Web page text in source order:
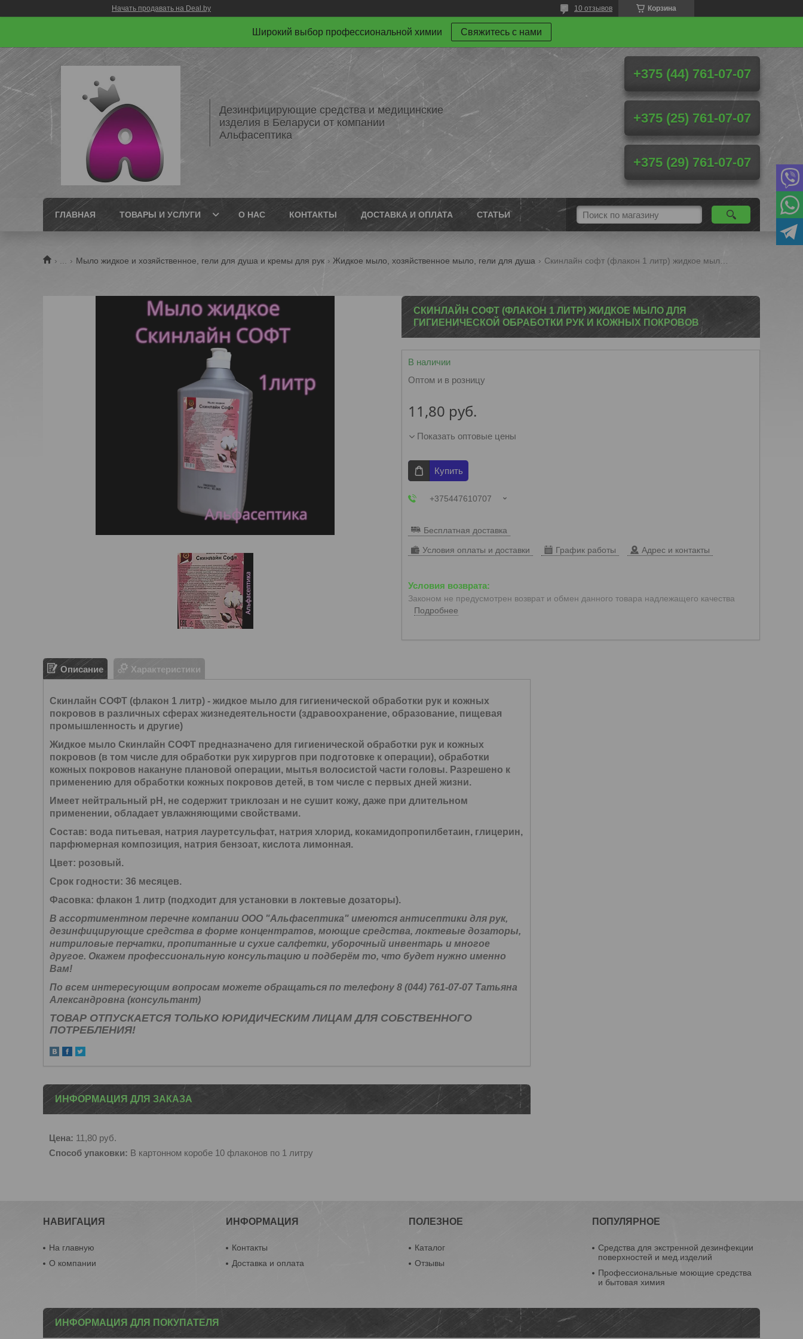
Начать продавать на Deal.by Корзина
10 отзывов
Широкий выбор профессиональной химии Свяжитесь с нами
Дезинфицирующие средства и медицинские
изделия в Беларуси от компании
Альфасептика
+375 (44) 761-07-07
+375 (25) 761-07-07
+375 (29) 761-07-07
ГЛАВНАЯ ТОВАРЫ И УСЛУГИ О НАС КОНТАКТЫ ДОСТАВКА И ОПЛАТА СТАТЬИ
Мыло жидкое и хозяйственное, гели для душа и кремы для рук Жидкое мыло, хозяйственное мыло, гели для душа
СКИНЛАЙН СОФТ (ФЛАКОН 1 ЛИТР) ЖИДКОЕ МЫЛО ДЛЯ
ГИГИЕНИЧЕСКОЙ ОБРАБОТКИ РУК И КОЖНЫХ ПОКРОВОВ
В наличии
Оптом и в розницу
11,80 руб.
Показать оптовые цены
Купить
+375447610707
Бесплатная доставка
Условия оплаты и доставки График работы Адрес и контакты
Законом не предусмотрен возврат и обмен данного товара надлежащего качества
Подробнее
Описание Характеристики
Скинлайн СОФТ (флакон 1 литр) - жидкое мыло для гигиенической обработки рук и кожных
покровов в различных сферах жизнедеятельности (здравоохранение, образование, пищевая
промышленность и другие)
Жидкое мыло Скинлайн СОФТ предназначено для гигиенической обработки рук и кожных
покровов (в том числе для обработки рук хирургов при подготовке к операции), обработки
кожных покровов накануне плановой операции, мытья волосистой части головы. Разрешено к
применению для обработки кожных покровов детей, в том числе с первых дней жизни.
Имеет нейтральный рН , не содержит триклозан и не сушит кожу, даже при длительном
применении, обладает увлажняющими свойствами.
Состав: вода питьевая, натрия лауретсульфат, натрия хлорид, кокамидопропилбетаин, глицерин,
парфюмерная композиция, натрия бензоат, кислота лимонная.
Цвет: розовый.
Срок годности: 36 месяцев.
Фасовка: флакон 1 литр (подходит для установки в локтевые дозаторы).
В ассортиментном перечне компании ООО "Альфасептика" имеются антисептики для рук,
дезинфицирующие средства в форме концентратов, моющие средства, локтевые дозаторы,
нитриловые перчатки, пропитанные и сухие салфетки, уборочный инвентарь и многое
другое. Окажем профессиональную консультацию и подберём то, что будет нужно именно
Вам!
По всем интересующим вопросам можете обращаться по телефону 8 (044) 761-07-07 Татьяна
Александровна (консультант)
ТОВАР ОТПУСКАЕТСЯ ТОЛЬКО ЮРИДИЧЕСКИМ ЛИЦАМ ДЛЯ СОБСТВЕННОГО
ПОТРЕБЛЕНИЯ!
ИНФОРМАЦИЯ ДЛЯ ЗАКАЗА
Цена: 11,80 руб.
Способ упаковки: В картонном коробе 10 флаконов по 1 литру
НАВИГАЦИЯ
На главную
О компании
ИНФОРМАЦИЯ
Контакты
Доставка и оплата
ПОЛЕЗНОЕ
Каталог
Отзывы
ПОПУЛЯРНОЕ
Средства для экстренной дезинфекции
поверхностей и мед.изделий
Профессиональные моющие средства
и бытовая химия
ИНФОРМАЦИЯ ДЛЯ ПОКУПАТЕЛЯ